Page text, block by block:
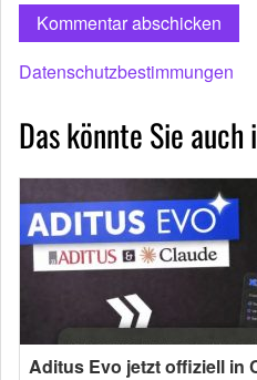
Datenschutzbestimmungen
Das könnte Sie
Aditus Evo jetzt offiziell in